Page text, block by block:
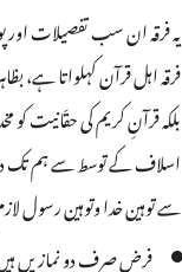
یہ فرقہ ان سب تفصیلات اور
فرقہ اہل قرآن کہلواتا ہے،
بلکہ قرآنِ کریم کی حقّانیت کو
اسلاف کے توسط سے ہم تک
سے توہین خدا وتوہین رسول
فرض صرف دو نمازیں